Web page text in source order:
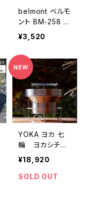
belmont ベルモ
ント BM-258 U.
L. Hibasami
¥3,520
YOKA ヨカ 七
輪 ヨカシチリ
ン ＋＋プラスプ
¥18,920
SOLD OUT